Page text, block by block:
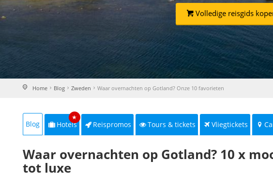
Volledige reisgids
Home Blog Zweden Waar overnachten op Gotland? Onze 10 favorieten
Blog Hotels
★
Reispromos Tours & tickets Vliegtickets
Waar overnachten op Gotland? 10 x
tot luxe